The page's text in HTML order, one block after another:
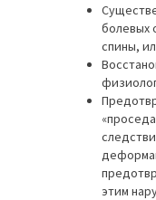
болевых
спины,
этим